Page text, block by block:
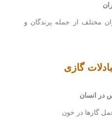
مختلف از جمله پرندگان و
گازی
در انسان
گازها در خون